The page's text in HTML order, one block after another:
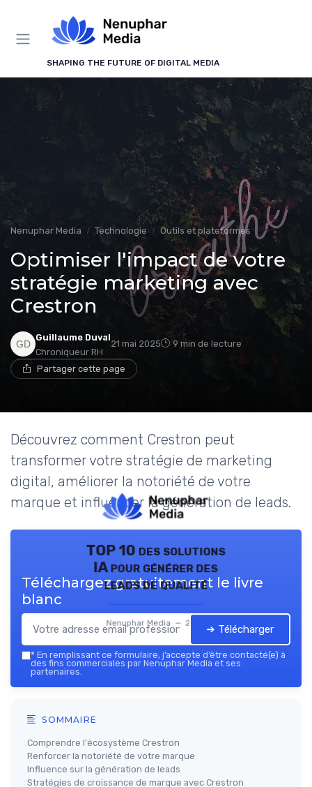
SHAPING THE FUTURE OF DIGITAL MEDIA
Nenuphar Media Technologie Outils et plateformes
Optimiser l'impact de votre
stratégie marketing avec
Crestron
Guillaume Duval
Chroniqueur RH
21 mai 2025 9 min de lecture
Partager cette page
Découvrez comment Crestron peut
transformer votre stratégie de marketing
digital, améliorer la notoriété de votre
marque et influencer la génération de leads.
TOP 10 des solutions
IA pour générer des
leads de qualité
Nenuphar Media — 2026
Téléchargez gratuitement le livre
blanc
➔ Télécharger
* En remplissant ce formulaire, j’accepte d’être contacté(e) à
des fins commerciales par Nenuphar Media et ses
partenaires.
SOMMAIRE
Comprendre l'écosystème Crestron
Renforcer la notoriété de votre marque
Influence sur la génération de leads
Stratégies de croissance de marque avec Crestron